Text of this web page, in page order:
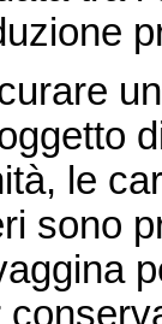
le
sono